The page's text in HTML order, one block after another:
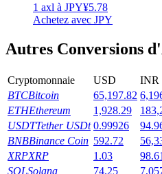
Gagnez quotidiennement
1 axl à JPY¥5.78
Achetez avec JPY
Autres Conversions
Cryptomonnaie USD INR
BTCBitcoin 65,197.82
ETHEthereum 1,928.29
USDTTether USDt 0.99926
BNBBinance Coin 592.72
XRPXRP 1.03 98.61
SOLSolana 74.25